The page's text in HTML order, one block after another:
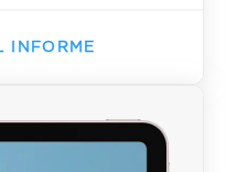
INFORME